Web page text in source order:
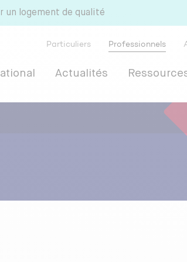
un logement de qualité
Particuliers Professionnels
Actualités